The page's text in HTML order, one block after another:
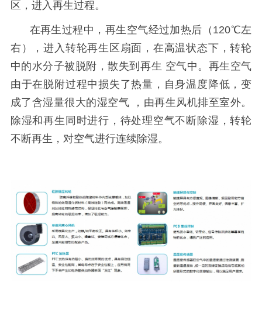
区，进入再生过程。
在再生过程中，再生空气经过加热后（120℃左
右），进入转轮再生区扇面，在高温状态下，转轮
中的水分子被脱附，散失到再生 空气中。再生空气
由于在脱附过程中损失了热量，自身温度降低，变
成了含湿量很大的湿空气 ，由再生风机排至室外。
除湿和再生同时进行，待处理空气不断除湿，转轮
不断再生，对空气进行连续除湿。